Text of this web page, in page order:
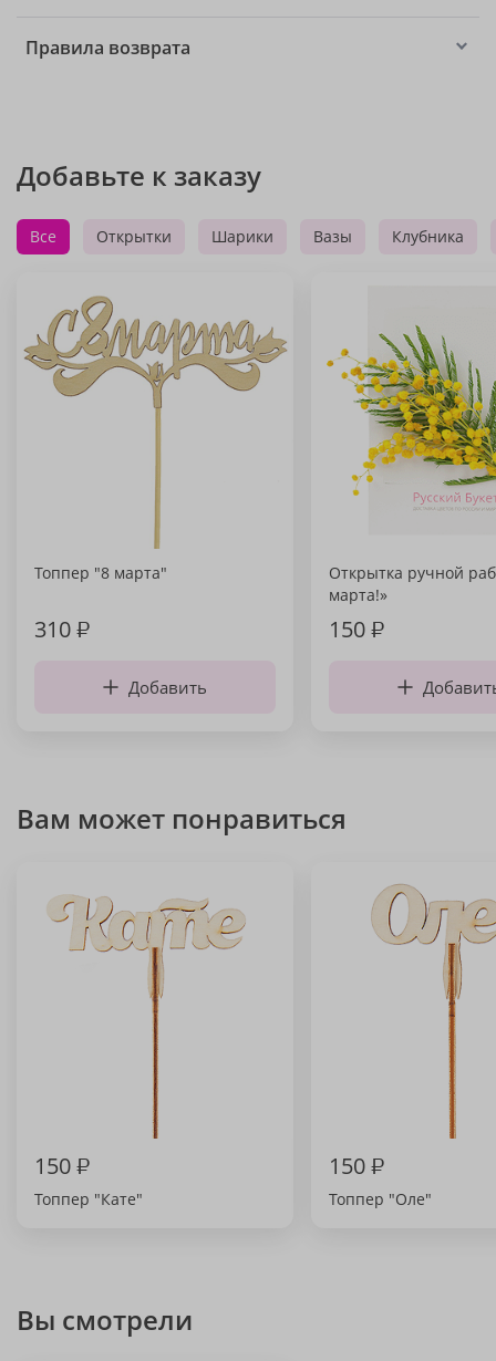
Правила возврата
Добавьте к заказу
Все Открытки Шарики Вазы Клубника
Топпер "8 марта"
310₽
Добавить
Открытка ручной
марта!»
150₽
Вам может понравиться
150₽
Топпер "Кате"
150₽
Топпер "Оле"
Вы смотрели